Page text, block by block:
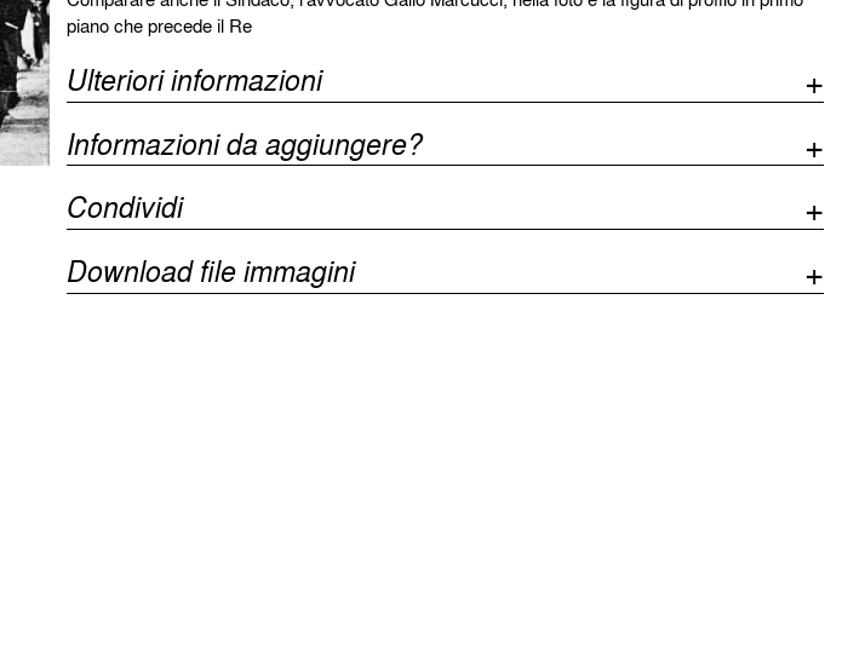
piano che precede il Re
Ulteriori informazioni
Informazioni da aggiungere?
Condividi
Download file immagini